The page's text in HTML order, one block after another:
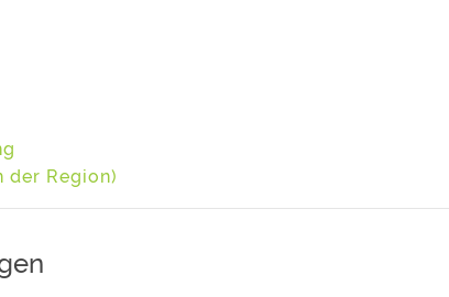
der Region)